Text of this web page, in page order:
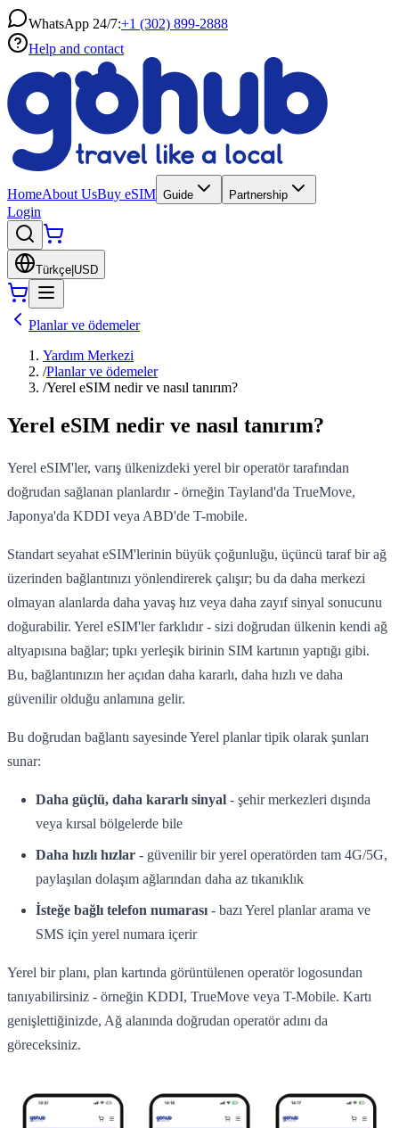
WhatsApp 24/7:+1 (302) 899-2888
Help and contact
HomeAbout UsBuy eSIM Guide Partnership
Login
Türkçe USD
Planlar ve ödemeler
Yardım Merkezi
/Planlar ve ödemeler
/Yerel eSIM nedir ve nasıl tanırım?
Yerel eSIM nedir ve nasıl tanırım?
Yerel eSIM'ler, varış ülkenizdeki yerel bir operatör tarafından
doğrudan sağlanan planlardır - örneğin Tayland'da TrueMove,
Japonya'da KDDI veya ABD'de T-mobile.
Standart seyahat eSIM'lerinin büyük çoğunluğu, üçüncü taraf bir ağ
üzerinden bağlantınızı yönlendirerek çalışır; bu da daha merkezi
olmayan alanlarda daha yavaş hız veya daha zayıf sinyal sonucunu
doğurabilir. Yerel eSIM'ler farklıdır - sizi doğrudan ülkenin kendi ağ
altyapısına bağlar; tıpkı yerleşik birinin SIM kartının yaptığı gibi.
Bu, bağlantınızın her açıdan daha kararlı, daha hızlı ve daha
güvenilir olduğu anlamına gelir.
Bu doğrudan bağlantı sayesinde Yerel planlar tipik olarak şunları
sunar:
Daha güçlü, daha kararlı sinyal - şehir merkezleri dışında
veya kırsal bölgelerde bile
Daha hızlı hızlar - güvenilir bir yerel operatörden tam 4G/5G,
paylaşılan dolaşım ağlarından daha az tıkanıklık
İsteğe bağlı telefon numarası - bazı Yerel planlar arama ve
SMS için yerel numara içerir
Yerel bir planı, plan kartında görüntülenen operatör logosundan
tanıyabilirsiniz - örneğin KDDI, TrueMove veya T-Mobile. Kartı
genişlettiğinizde, Ağ alanında doğrudan operatör adını da
göreceksiniz.